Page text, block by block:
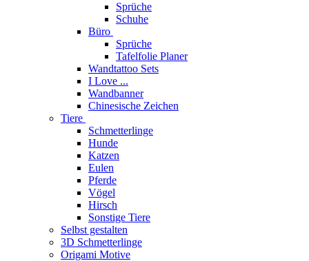
Sprüche
Schuhe
Büro
Sprüche
Tafelfolie Planer
Wandtattoo Sets
I Love ...
Wandbanner
Chinesische Zeichen
Tiere
Schmetterlinge
Hunde
Katzen
Eulen
Pferde
Vögel
Hirsch
Sonstige Tiere
Selbst gestalten
3D Schmetterlinge
Origami Motive